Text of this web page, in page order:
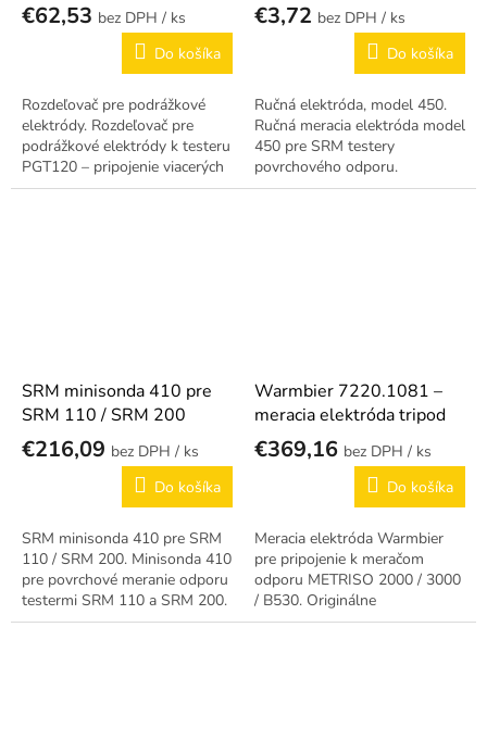
€62,53
/ ks
Do košíka
Rozdeľovač pre podrážkové
elektródy. Rozdeľovač pre
podrážkové elektródy k testeru
PGT120 – pripojenie viacerých
meracích bodov.
€3,72
/ ks
Do košíka
Ručná elektróda, model 450.
Ručná meracia elektróda model
450 pre SRM testery
povrchového odporu.
SRM minisonda 410 pre
SRM 110 / SRM 200
€216,09
/ ks
Do košíka
SRM minisonda 410 pre SRM
110 / SRM 200. Minisonda 410
pre povrchové meranie odporu
testermi SRM 110 a SRM 200.
Warmbier 7220.1081 –
meracia elektróda tripod
€369,16
/ ks
Do košíka
Meracia elektróda Warmbier
pre pripojenie k meračom
odporu METRISO 2000 / 3000
/ B530. Originálne
príslušenstvo pre ESD audity.